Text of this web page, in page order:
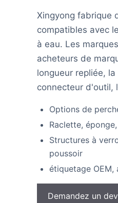
Xingyong fabrique
compatibles avec
à eau. Les
acheteurs de
longueur repliée,
connecteur d'outil,
Options de
Raclette,
Structures à
poussoir
étiquetage OEM,
Demandez un